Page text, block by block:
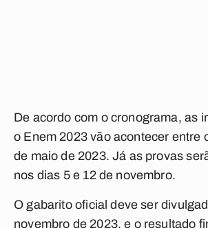
De acordo com o cronograma, as
o Enem 2023 vão acontecer entre
de maio de 2023. Já as provas
nos dias 5 e 12 de novembro.
O gabarito oficial deve ser
novembro de 2023, e o resultado